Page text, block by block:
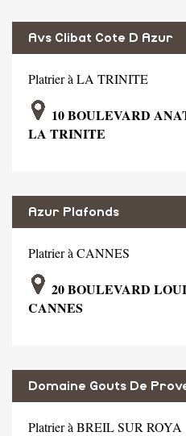
Avs Clibat Cote D Azur
Platrier à LA TRINITE
10 BOULEVARD
LA TRINITE
Azur Plafonds
Platrier à CANNES
20 BOULEVARD
CANNES
Domaine Gouts De
Platrier à BREIL SUR ROYA